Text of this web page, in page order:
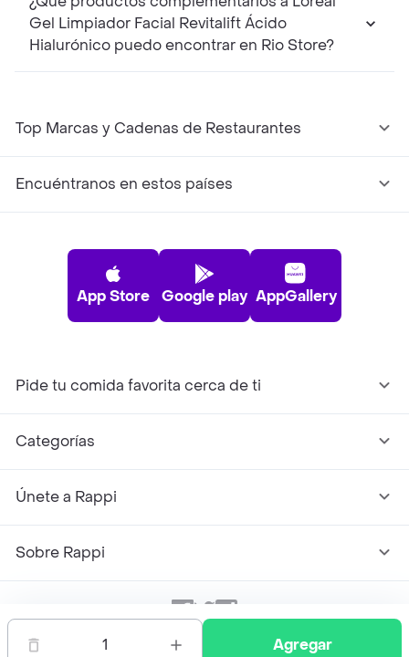
1 Agregar
Gel Limpiador Facial Revitalift Ácido
Hialurónico puedo encontrar en Rio Store?
Top Marcas y Cadenas de Restaurantes
Encuéntranos en estos países
App Store Google play AppGallery
Pide tu comida favorita cerca de ti
Categorías
Únete a Rappi
Sobre Rappi
Facebook
TwitterInstagram
2026 Rappi Inc. All rights reserved.